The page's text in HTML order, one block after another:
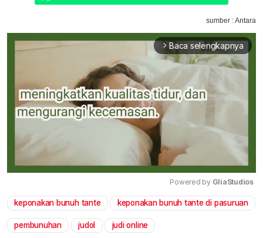
sumber : Antara
arrow_forward_ios Baca selengkapnya
Mute
Powered by GliaStudios
keponakan bunuh tante keponakan bunuh tante di pasuruan
pembunuhan judol judi online